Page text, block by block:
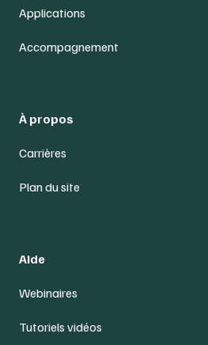
Applications
Accompagnement
À propos
Carrières
Plan du site
Aide
Webinaires
Tutoriels vidéos